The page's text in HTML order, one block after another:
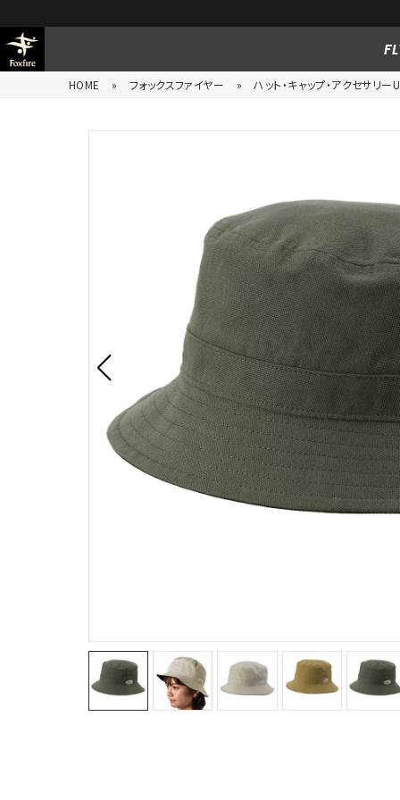
HOME » フォックスファイヤー » ハット・キャップ・アクセサリー